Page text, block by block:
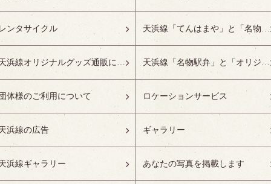
ンタサイクル 天浜線「てんはまや」と「名物駅弁」について
天浜線オリジナルグッズ通販について 天浜線「名物駅弁」と「オリジナルグッズ」
体様のご利用について ロケーションサービス
浜線の広告 ギャラリー
浜線ギャラリー あなたの写真を掲載します